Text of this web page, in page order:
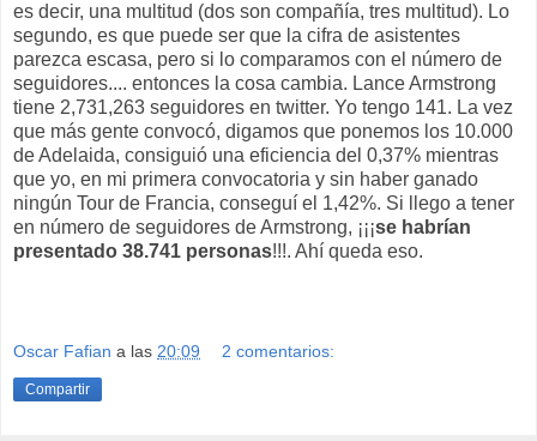
es decir, una multitud (dos son compañía, tres multitud). Lo
segundo, es que puede ser que la cifra de asistentes
parezca escasa, pero si lo comparamos con el número de
seguidores.... entonces la cosa cambia. Lance Armstrong
tiene 2,731,263 seguidores en twitter. Yo tengo 141. La vez
que más gente convocó, digamos que ponemos los 10.000
de Adelaida, consiguió una eficiencia del 0,37% mientras
que yo, en mi primera convocatoria y sin haber ganado
ningún Tour de Francia, conseguí el 1,42%. Si llego a tener
en número de seguidores de Armstrong, ¡¡¡se habrían
presentado 38.741 personas!!!. Ahí queda eso.
Oscar Fafian a las 20:09 2 comentarios:
Compartir